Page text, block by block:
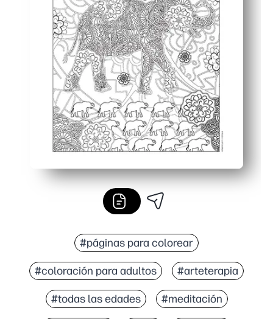
#páginas para colorear
#coloración para adultos #arteterapia
#todas las edades #meditación